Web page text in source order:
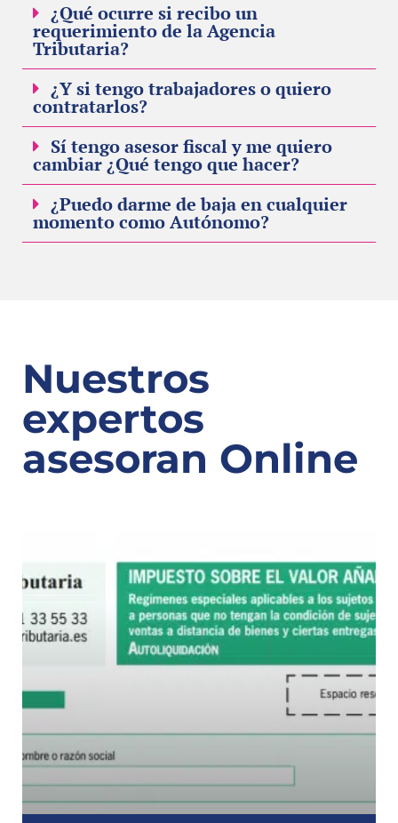
¿Qué ocurre si recibo un
requerimiento de la Agencia
Tributaria?
¿Y si tengo trabajadores o quiero
contratarlos?
Sí tengo asesor fiscal y me quiero
cambiar ¿Qué tengo que hacer?
¿Puedo darme de baja en cualquier
momento como Autónomo?
Nuestros
expertos
asesoran Online